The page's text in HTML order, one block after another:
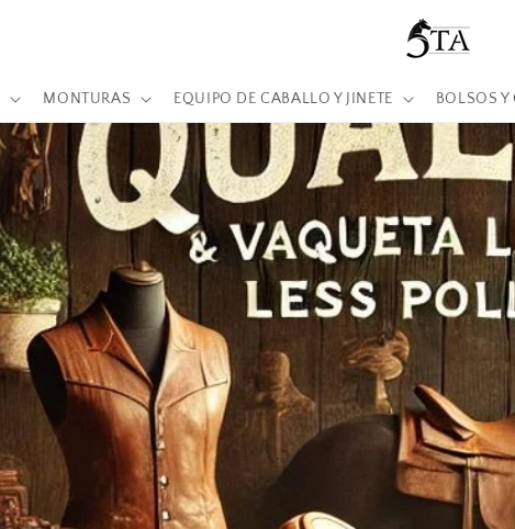
MONTURAS EQUIPO DE CABALLO Y JINETE BOLSOS Y